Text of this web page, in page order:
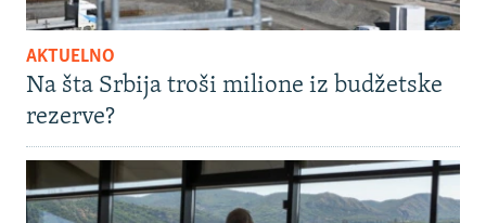
AKTUELNO
Na šta Srbija troši milione iz budžetske
rezerve?